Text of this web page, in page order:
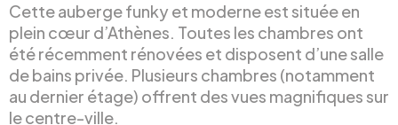
Cette auberge funky et moderne est située en
plein cœur d’Athènes. Toutes les chambres ont
été récemment rénovées et disposent d’une salle
de bains privée. Plusieurs chambres (notamment
au dernier étage) offrent des vues magnifiques sur
le centre-ville.